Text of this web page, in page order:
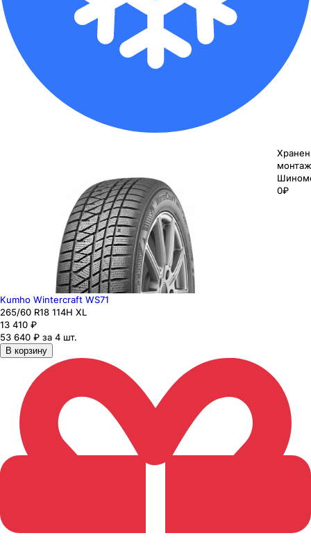
0₽
Kumho Wintercraft WS71
265/60 R18 114H XL
13 410 ₽
53 640 ₽ за 4 шт.
В корзину